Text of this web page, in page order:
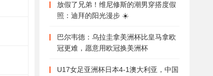
放假了兄弟！维尼修斯的潮男穿搭度假
照：迪拜的阳光漫步 ☀️
巴尔韦德：乌拉圭拿美洲杯比皇马拿欧
冠更难，愿意用欧冠换美洲杯
U17女足亚洲杯日本4-1澳大利亚，中国